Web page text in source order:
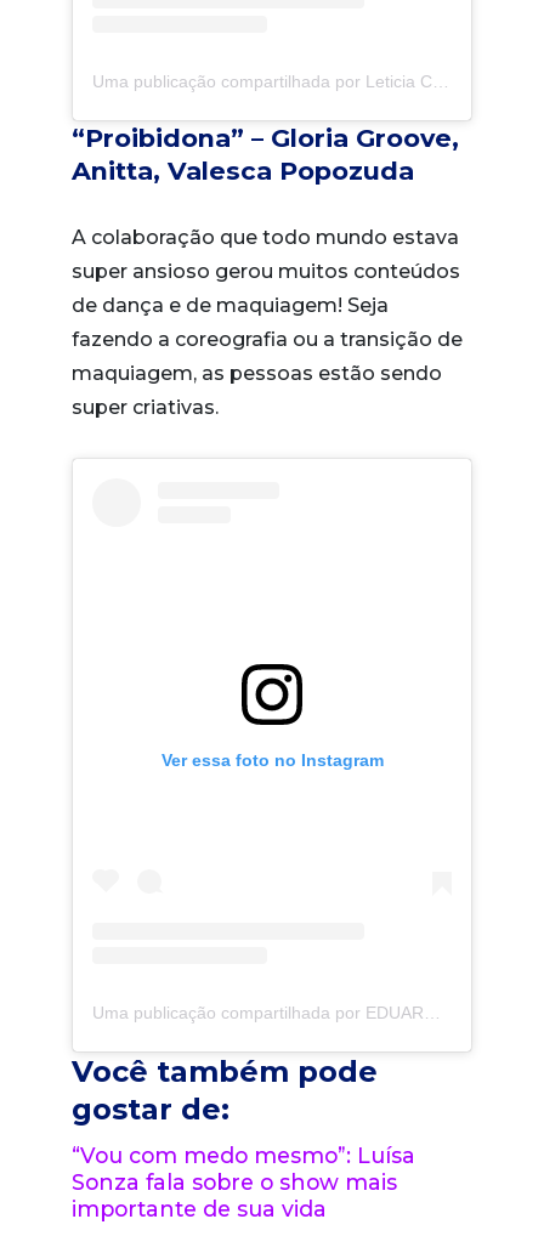
Uma publicação compartilhada por Leticia CACHEADA | Penteados Fáceis (@leticia_rodriguescs)
“Proibidona” – Gloria Groove,
Anitta, Valesca Popozuda
A colaboração que todo mundo estava
super ansioso gerou muitos conteúdos
de dança e de maquiagem! Seja
fazendo a coreografia ou a transição de
maquiagem, as pessoas estão sendo
super criativas.
Ver essa foto no Instagram
Uma publicação compartilhada por EDUARDA GONZAGA
Você também pode
gostar de:
“Vou com medo mesmo”: Luísa
Sonza fala sobre o show mais
importante de sua vida